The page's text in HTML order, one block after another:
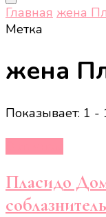
Главная жена
Метка
жена
Показывает: 1
Пласидо